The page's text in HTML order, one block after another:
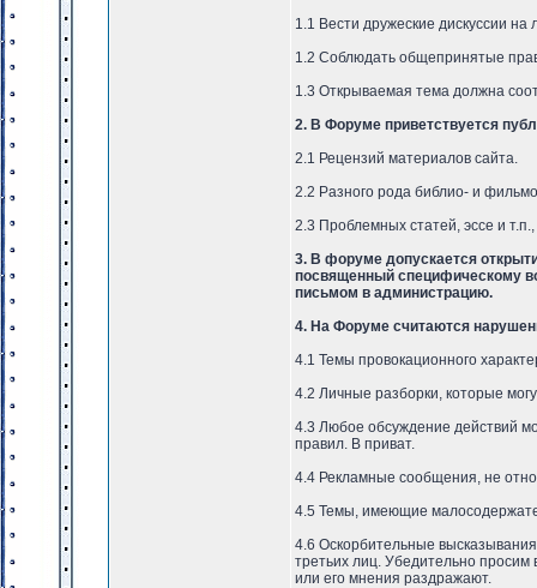
1.1 Вести дружеские дискуссии
1.2 Соблюдать общепринятые
1.3 Открываемая тема должна
2. В Форуме приветствуется
2.1 Рецензий материалов сайта.
2.2 Разного рода библио- и
2.3 Проблемных статей, эссе и
3. В форуме допускается
посвященный специфическому
письмом в администрацию.
4. На Форуме считаются
4.1 Темы провокационного
4.2 Личные разборки, которые
4.3 Любое обсуждение действий
правил. В приват.
4.4 Рекламные сообщения, не
4.5 Темы, имеющие
4.6 Оскорбительные
третьих лиц. Убедительно просим
или его мнения раздражают.